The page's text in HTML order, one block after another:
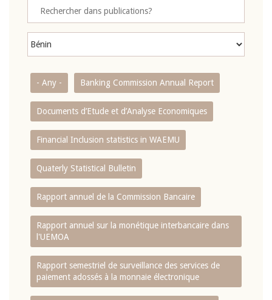
- Any - Banking Commission Annual Report
Documents d’Etude et d’Analyse Economiques
Financial Inclusion statistics in WAEMU
Quaterly Statistical Bulletin
Rapport annuel de la Commission Bancaire
Rapport annuel sur la monétique interbancaire dans
l'UEMOA
Rapport semestriel de surveillance des services de
paiement adossés à la monnaie électronique